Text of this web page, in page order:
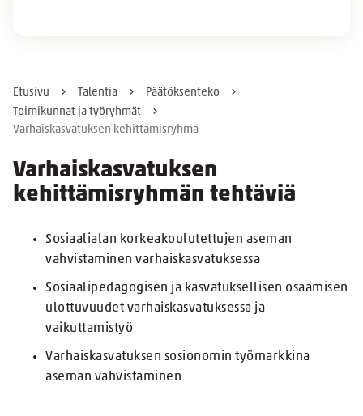
Etusivu Talentia
Päätöksenteko
Toimikunnat ja työryhmät
Varhaiskasvatuksen kehittämisryhmä
Varhaiskasvatuksen
kehittämisryhmän tehtäviä
Sosiaalialan korkeakoulutettujen aseman
vahvistaminen varhaiskasvatuksessa
Sosiaalipedagogisen ja kasvatuksellisen osaamisen
ulottuvuudet varhaiskasvatuksessa ja
vaikuttamistyö
Varhaiskasvatuksen sosionomin työmarkkina
aseman vahvistaminen